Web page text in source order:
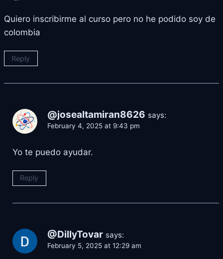
Quiero inscribirme al curso pero no he podido soy de
colombia
Reply
@josealtamiran8626 says:
February 4, 2025 at 9:43 pm
Yo te puedo ayudar.
Reply
@DillyTovar says:
February 5, 2025 at 12:29 am